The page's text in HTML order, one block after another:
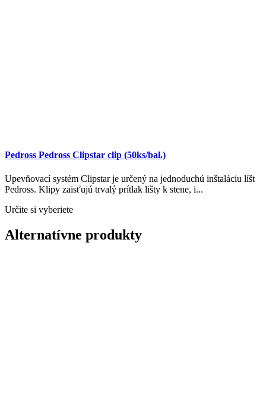
Pedross Pedross Clipstar clip (50ks/bal.)
Upevňovací systém Clipstar je určený na jednoduchú inštaláciu líšt
Pedross. Klipy zaisťujú trvalý prítlak lišty k stene, i...
Určite si vyberiete
Alternatívne produkty